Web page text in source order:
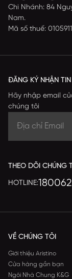
Chi Nhánh: 84
Nam.
Mã số thuế:
ĐĂNG KÝ NHẬN
Hãy nhập email
chúng tôi
THEO DÕI CHÚNG
HOTLINE:
VỀ CHÚNG TÔI
Giới thiệu Aristino
Cửa hàng gần bạn
Ngôi Nhà Chung K&G